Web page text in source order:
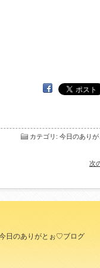
カテゴリ : 今日のあり
次
日のありがとぉ♡ブログ